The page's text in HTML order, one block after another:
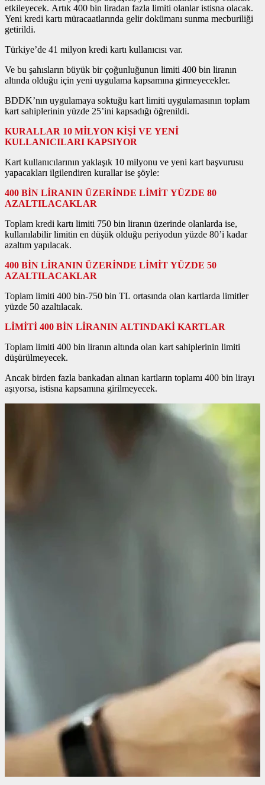
etkileyecek. Artık 400 bin liradan fazla limiti olanlar istisna olacak.
Yeni kredi kartı müracaatlarında gelir dokümanı sunma mecburiliği
getirildi.
Türkiye’de 41 milyon kredi kartı kullanıcısı var.
Ve bu şahısların büyük bir çoğunluğunun limiti 400 bin liranın
altında olduğu için yeni uygulama kapsamına girmeyecekler.
BDDK’nın uygulamaya soktuğu kart limiti uygulamasının toplam
kart sahiplerinin yüzde 25’ini kapsadığı öğrenildi.
KURALLAR 10 MİLYON KİŞİ VE YENİ
KULLANICILARI KAPSIYOR
Kart kullanıcılarının yaklaşık 10 milyonu ve yeni kart başvurusu
yapacakları ilgilendiren kurallar ise şöyle:
400 BİN LİRANIN ÜZERİNDE LİMİT YÜZDE 80
AZALTILACAKLAR
Toplam kredi kartı limiti 750 bin liranın üzerinde olanlarda ise,
kullanılabilir limitin en düşük olduğu periyodun yüzde 80’i kadar
azaltım yapılacak.
400 BİN LİRANIN ÜZERİNDE LİMİT YÜZDE 50
AZALTILACAKLAR
Toplam limiti 400 bin-750 bin TL ortasında olan kartlarda limitler
yüzde 50 azaltılacak.
LİMİTİ 400 BİN LİRANIN ALTINDAKİ KARTLAR
Toplam limiti 400 bin liranın altında olan kart sahiplerinin limiti
düşürülmeyecek.
Ancak birden fazla bankadan alınan kartların toplamı 400 bin lirayı
aşıyorsa, istisna kapsamına girilmeyecek.